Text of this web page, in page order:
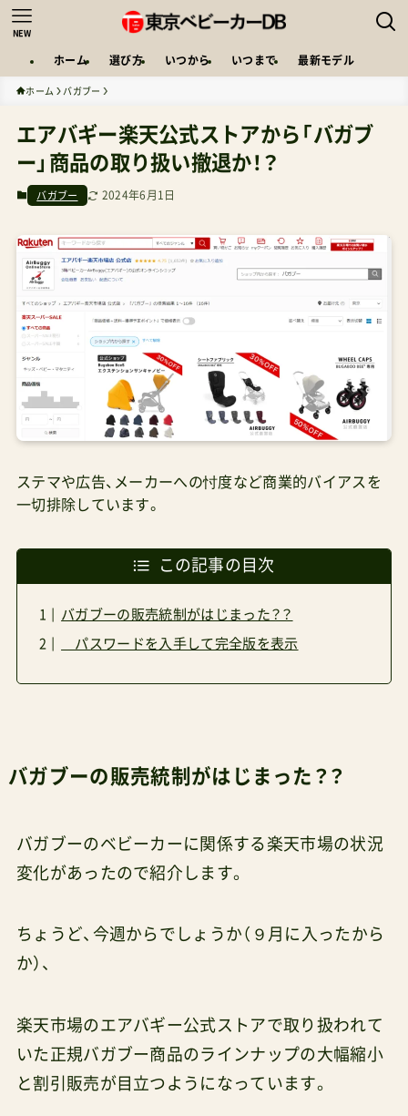
NEW
ホーム 選び方 いつから いつまで 最新モデル
ホーム バガブー
エアバギー楽天公式ストアから「バガブ
ー」商品の取り扱い撤退か！？
バガブー 2024年6月1日
ステマや広告、メーカーへの忖度など商業的バイアスを
一切排除しています。
この記事の目次
バガブーの販売統制がはじまった？？
パスワードを入手して完全版を表示
バガブーの販売統制がはじまった？？
バガブーのベビーカーに関係する楽天市場の状況
変化があったので紹介します。
ちょうど、今週からでしょうか（９月に入ったから
か）、
楽天市場のエアバギー公式ストアで取り扱われて
いた正規バガブー商品のラインナップの大幅縮小
と割引販売が目立つようになっています。